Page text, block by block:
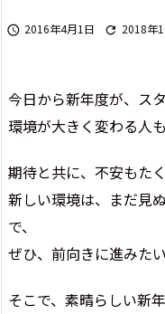
 2016年4月1日  2018年
今日から新年度が、ス
環境が大きく変わる人
期待と共に、不安もた
新しい環境は、まだ見
で、
ぜひ、前向きに進みたい
そこで、素晴らしい新